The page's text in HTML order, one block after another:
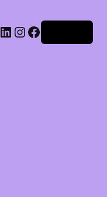
LinkedIn
Instagram
Facebook